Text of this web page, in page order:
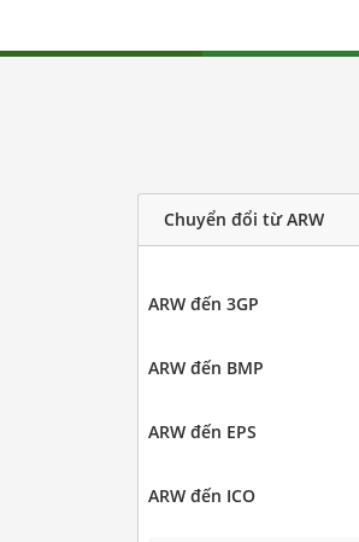
Chuyển đổi từ ARW
ARW đến 3GP
ARW đến BMP
ARW đến EPS
ARW đến ICO